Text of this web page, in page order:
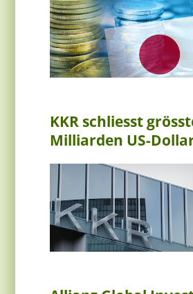
KKR schliesst
Milliarden US-